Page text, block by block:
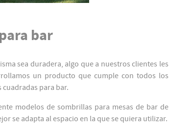
bar
sea duradera, algo que a nuestros clientes les
un producto que cumple con todos los
para bar.
modelos de sombrillas para mesas de bar de
se adapta al espacio en la que se quiera utilizar.